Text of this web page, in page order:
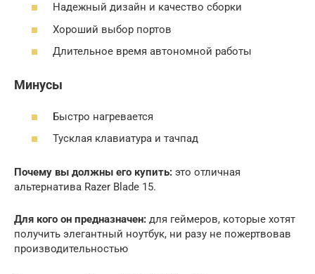
Надежный дизайн и качество сборки
Хороший выбор портов
Длительное время автономной работы
Минусы
Быстро нагревается
Тусклая клавиатура и тачпад
Почему вы должны его купить: это отличная
альтернатива Razer Blade 15.
Для кого он предназначен: для геймеров, которые хотят
получить элегантный ноутбук, ни разу не пожертвовав
производительностью